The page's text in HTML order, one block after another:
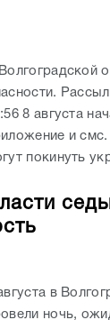
8 августа
и смс.
покинуть
в
ночь,